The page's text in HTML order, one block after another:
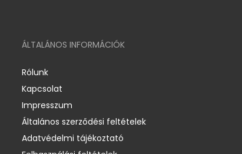
ÁLTALÁNOS INFORMÁCIÓK
Rólunk
Kapcsolat
Impresszum
Általános szerződési feltételek
Adatvédelmi tájékoztató